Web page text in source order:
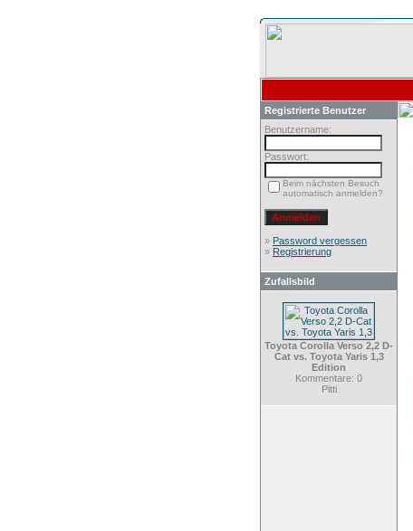
Registrierte Benutzer
Benutzername:
Passwort:
Beim nächsten Besuch
automatisch anmelden?
» Password vergessen
» Registrierung
Zufallsbild
Toyota Corolla Verso 2,2 D-
Cat vs. Toyota Yaris 1,3
Edition
Kommentare: 0
Pitti